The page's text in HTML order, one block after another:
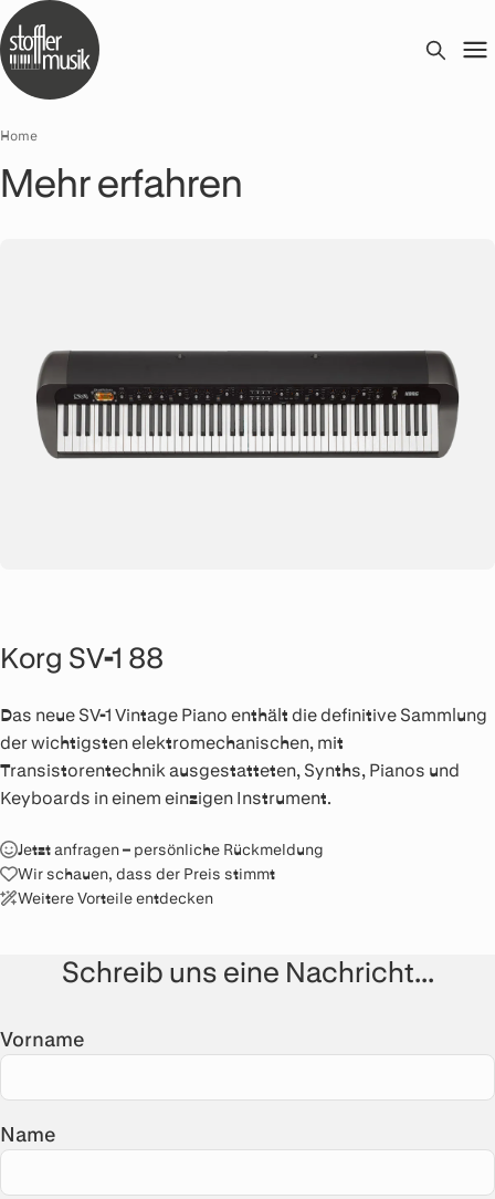
Home
Mehr erfahren
Korg SV-1 88
Das neue SV-1 Vintage Piano enthält die definitive Sammlung
der wichtigsten elektromechanischen, mit
Transistorentechnik ausgestatteten, Synths, Pianos und
Keyboards in einem einzigen Instrument.
Jetzt anfragen – persönliche Rückmeldung
Wir schauen, dass der Preis stimmt
Weitere Vorteile entdecken
Schreib uns eine Nachricht...
Vorname
Name